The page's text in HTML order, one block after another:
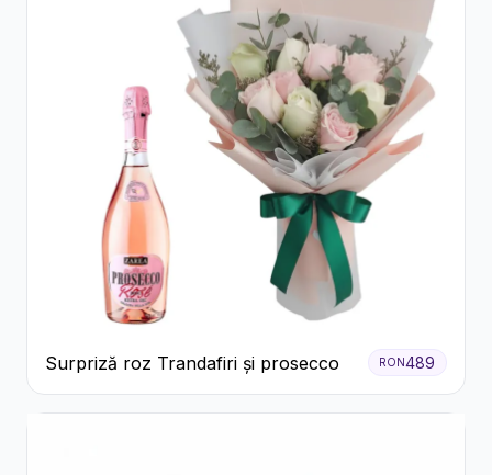
Surpriză roz Trandafiri și prosecco RON489